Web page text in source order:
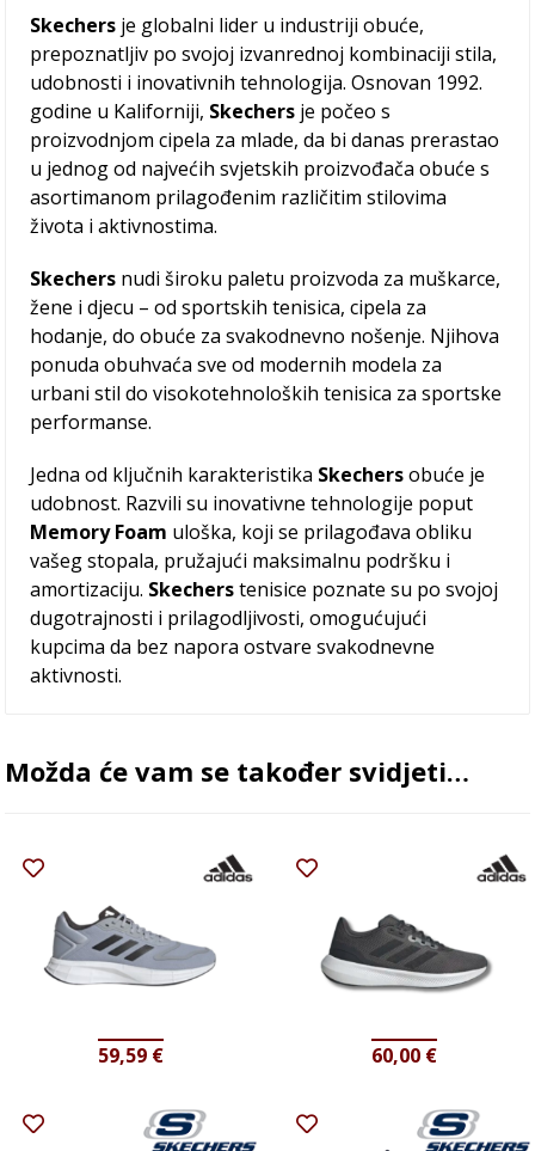
Skechers je globalni lider u industriji obuće,
prepoznatljiv po svojoj izvanrednoj kombinaciji stila,
udobnosti i inovativnih tehnologija. Osnovan 1992.
godine u Kaliforniji, Skechers je počeo s
proizvodnjom cipela za mlade, da bi danas prerastao
u jednog od najvećih svjetskih proizvođača obuće s
asortimanom prilagođenim različitim stilovima
života i aktivnostima.
Skechers nudi široku paletu proizvoda za muškarce,
žene i djecu – od sportskih tenisica, cipela za
hodanje, do obuće za svakodnevno nošenje. Njihova
ponuda obuhvaća sve od modernih modela za
urbani stil do visokotehnoloških tenisica za sportske
performanse.
Jedna od ključnih karakteristika Skechersobuće je
udobnost. Razvili su inovativne tehnologije poput
Memory Foam uloška, koji se prilagođava obliku
vašeg stopala, pružajući maksimalnu podršku i
amortizaciju. Skecherstenisice poznate su po svojoj
dugotrajnosti i prilagodljivosti, omogućujući
kupcima da bez napora ostvare svakodnevne
aktivnosti.
Možda će vam se također svidjeti…
59,59 € 60,00 €